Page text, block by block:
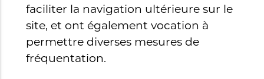
faciliter la navigation ultérieure sur le
site, et ont également vocation à
permettre diverses mesures de
fréquentation.